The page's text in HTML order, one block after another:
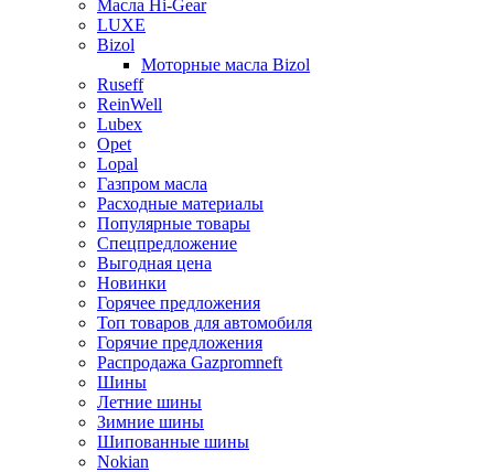
Масла Hi-Gear
LUXE
Bizol
Моторные масла Bizol
Ruseff
ReinWell
Lubex
Opet
Lopal
Газпром масла
Расходные материалы
Популярные товары
Спецпредложение
Выгодная цена
Новинки
Горячее предложения
Топ товаров для автомобиля
Горячие предложения
Распродажа Gazpromneft
Шины
Летние шины
Зимние шины
Шипованные шины
Nokian